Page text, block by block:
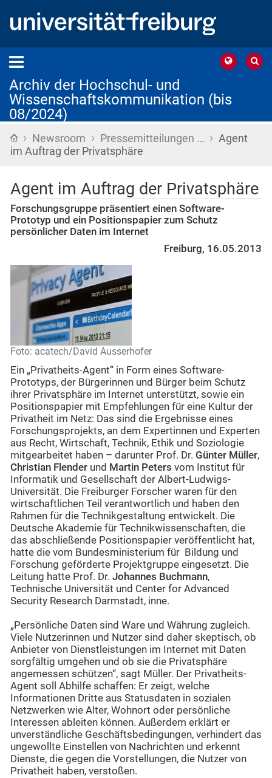
Archiv der Hochschul- und
Wissenschaftskommunikation (bis
08/2024)
Startseite
› Newsroom › Pressemitteilungen … › Agent
im Auftrag der Privatsphäre
Agent im Auftrag der Privatsphäre
Forschungsgruppe präsentiert einen Software-
Prototyp und ein Positionspapier zum Schutz
persönlicher Daten im Internet
Freiburg, 16.05.2013
Foto: acatech/David Ausserhofer
Ein „Privatheits-Agent“ in Form eines Software-
Prototyps, der Bürgerinnen und Bürger beim Schutz
ihrer Privatsphäre im Internet unterstützt, sowie ein
Positionspapier mit Empfehlungen für eine Kultur der
Privatheit im Netz: Das sind die Ergebnisse eines
Forschungsprojekts, an dem Expertinnen und Experten
aus Recht, Wirtschaft, Technik, Ethik und Soziologie
mitgearbeitet haben – darunter Prof. Dr. Günter Müller,
Christian Flender und Martin Peters vom Institut für
Informatik und Gesellschaft der Albert-Ludwigs-
Universität. Die Freiburger Forscher waren für den
wirtschaftlichen Teil verantwortlich und haben den
Rahmen für die Technikgestaltung entwickelt. Die
Deutsche Akademie für Technikwissenschaften, die
das abschließende Positionspapier veröffentlicht hat,
hatte die vom Bundesministerium für Bildung und
Forschung geförderte Projektgruppe eingesetzt. Die
Leitung hatte Prof. Dr. Johannes Buchmann,
Technische Universität und Center for Advanced
Security Research Darmstadt, inne.
„Persönliche Daten sind Ware und Währung zugleich.
Viele Nutzerinnen und Nutzer sind daher skeptisch, ob
Anbieter von Dienstleistungen im Internet mit Daten
sorgfältig umgehen und ob sie die Privatsphäre
angemessen schützen“, sagt Müller. Der Privatheits-
Agent soll Abhilfe schaffen: Er zeigt, welche
Informationen Dritte aus Statusdaten in sozialen
Netzwerken wie Alter, Wohnort oder persönliche
Interessen ableiten können. Außerdem erklärt er
unverständliche Geschäftsbedingungen, verhindert das
ungewollte Einstellen von Nachrichten und erkennt
Dienste, die gegen die Vorstellungen, die Nutzer von
Privatheit haben, verstoßen.